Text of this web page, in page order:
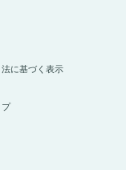
に基づく表示